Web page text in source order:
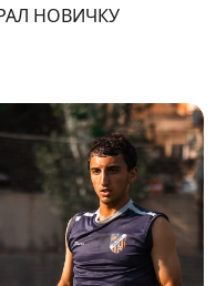
НОВИЧКУ